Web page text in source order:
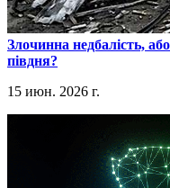
​Злочинна недбалість,
півдня?
15 июн. 2026 г.